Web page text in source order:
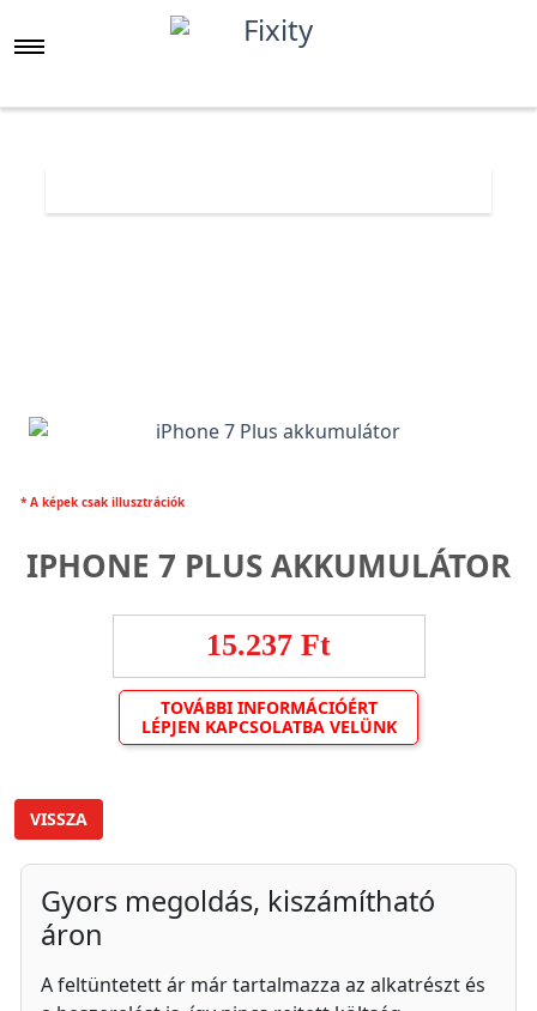
* A képek csak illusztrációk
IPHONE 7 PLUS AKKUMULÁTOR
15.237 Ft
TOVÁBBI INFORMÁCIÓÉRT
LÉPJEN KAPCSOLATBA VELÜNK
VISSZA
Gyors megoldás, kiszámítható
áron
A feltüntetett ár már tartalmazza az alkatrészt és